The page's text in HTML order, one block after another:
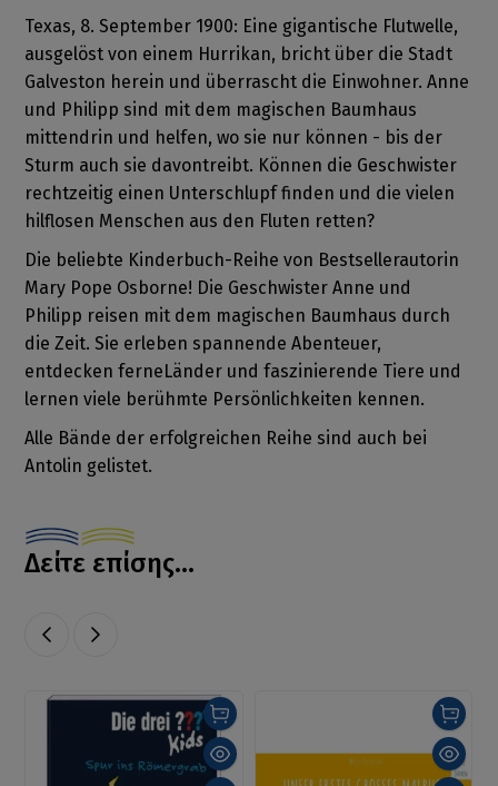
Texas, 8. September 1900: Eine gigantische Flutwelle,
ausgelöst von einem Hurrikan, bricht über die Stadt
Galveston herein und überrascht die Einwohner. Anne
und Philipp sind mit dem magischen Baumhaus
mittendrin und helfen, wo sie nur können - bis der
Sturm auch sie davontreibt. Können die Geschwister
rechtzeitig einen Unterschlupf finden und die vielen
hilflosen Menschen aus den Fluten retten?
Die beliebte Kinderbuch-Reihe von Bestsellerautorin
Mary Pope Osborne! Die Geschwister Anne und
Philipp reisen mit dem magischen Baumhaus durch
die Zeit. Sie erleben spannende Abenteuer,
entdecken ferneLänder und faszinierende Tiere und
lernen viele berühmte Persönlichkeiten kennen.
Alle Bände der erfolgreichen Reihe sind auch bei
Antolin gelistet.
Δείτε επίσης...